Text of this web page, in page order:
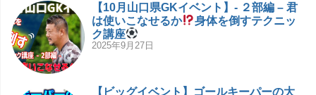
【10月山口県GKイベント】- ２部編 – 君
は使いこなせるか
身体を倒すテクニッ
ク講座
2025年9月27日
【ビッグイベント】ゴールキーパーの大